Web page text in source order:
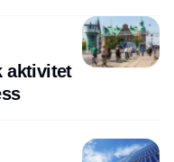
aktivitet